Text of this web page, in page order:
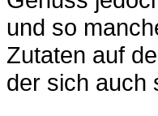
und so
Zutaten auf
der sich auch